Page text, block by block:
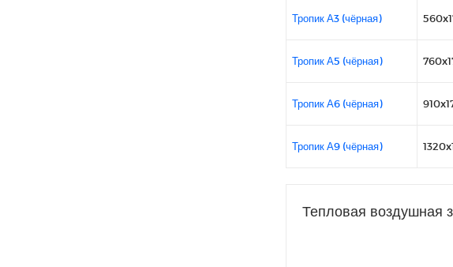
Тропик А3 (чёрная)
Тропик А5 (чёрная)
Тропик А6 (чёрная)
Тропик А9 (чёрная)
Тепловая воздушная